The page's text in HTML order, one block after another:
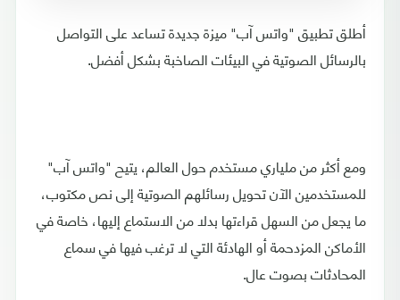
أطلق تطبيق "واتس آب" ميزة جديدة تساعد على التواصل
بالرسائل الصوتية في البيئات الصاخبة بشكل أفضل.
ومع أكثر من ملياري مستخدم حول العالم، يتيح "واتس آب"
للمستخدمين الآن تحويل رسائلهم الصوتية إلى نص مكتوب،
ما يجعل من السهل قراءتها بدلا من الاستماع إليها، خاصة في
الأماكن المزدحمة أو الهادئة التي لا ترغب فيها في سماع
المحادثات بصوت عال.